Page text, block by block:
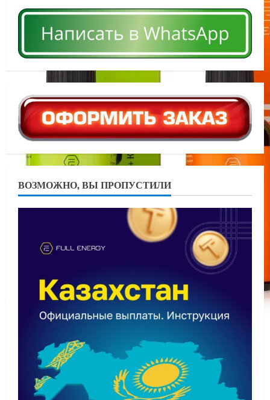
ВОЗМОЖНО, ВЫ ПРОПУСТИЛИ